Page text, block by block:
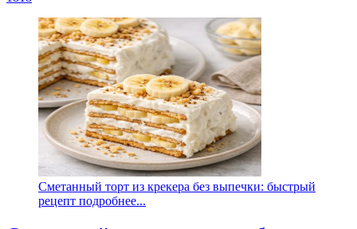
Сметанный торт из крекера без выпечки: быстрый
рецепт подробнее...